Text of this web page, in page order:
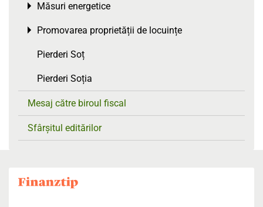
Măsuri energetice
Toggle menu
Promovarea proprietății de locuințe
Toggle menu
Pierderi Soț
Pierderi Soția
Mesaj către biroul fiscal
Sfârșitul editărilor